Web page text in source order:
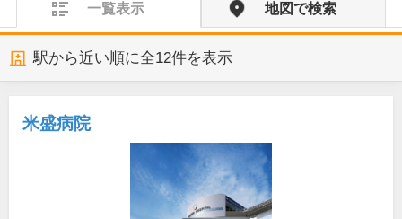
一覧表示 地図で検索
駅から近い順に全12件を表示
米盛病院